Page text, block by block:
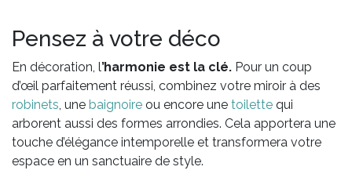
Pensez à votre déco
En décoration, l’harmonie est la clé. Pour un coup
d’œil parfaitement réussi, combinez votre miroir à des
robinets , une baignoire ou encore une toilette qui
arborent aussi des formes arrondies. Cela apportera une
touche d’élégance intemporelle et transformera votre
espace en un sanctuaire de style.